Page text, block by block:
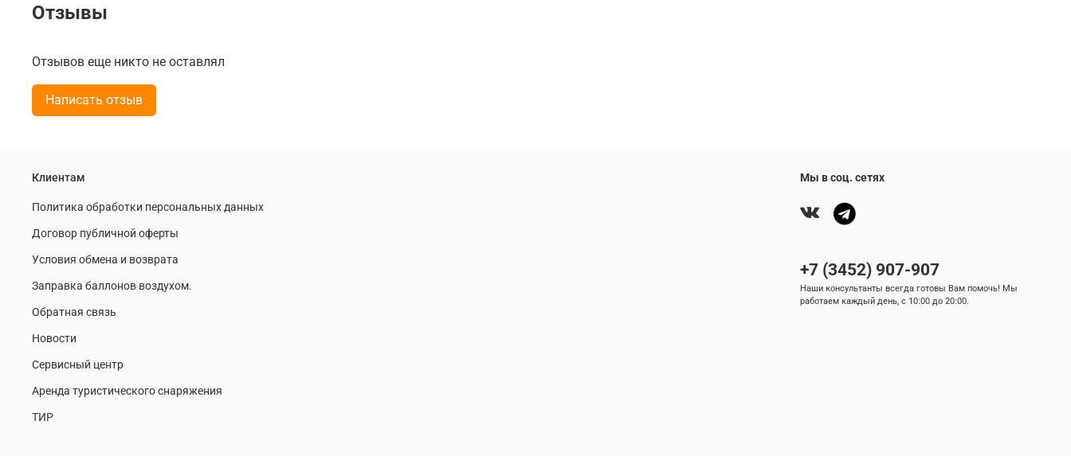
Отзывы
Отзывов еще никто не оставлял
Написать отзыв
Клиентам
Политика обработки персональных данных
Договор публичной оферты
Условия обмена и возврата
Заправка баллонов воздухом.
Обратная связь
Новости
Сервисный центр
Аренда туристического снаряжения
ТИР
Мы в соц. сетях
+7 (3452) 907-907
Наши консультанты всегда готовы Вам помочь! Мы
работаем каждый день, с 10:00 до 20:00.